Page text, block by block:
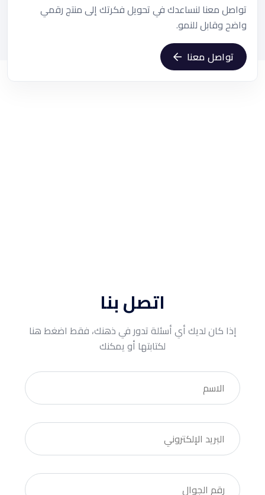
تواصل معنا لنساعدك في تحويل فكرتك إلى منتج رقمي
واضح وقابل للنمو.
تواصل معنا
اتصل بنا
إذا كان لديك أي أسئلة تدور في ذهنك، فقط اضغط هنا
لكتابتها أو يمكنك